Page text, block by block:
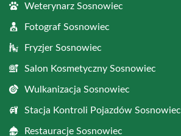
Weterynarz Sosnowiec
Fotograf Sosnowiec
Fryzjer Sosnowiec
Salon Kosmetyczny Sosnowiec
Wulkanizacja Sosnowiec
Stacja Kontroli Pojazdów Sosnowiec
Restauracje Sosnowiec